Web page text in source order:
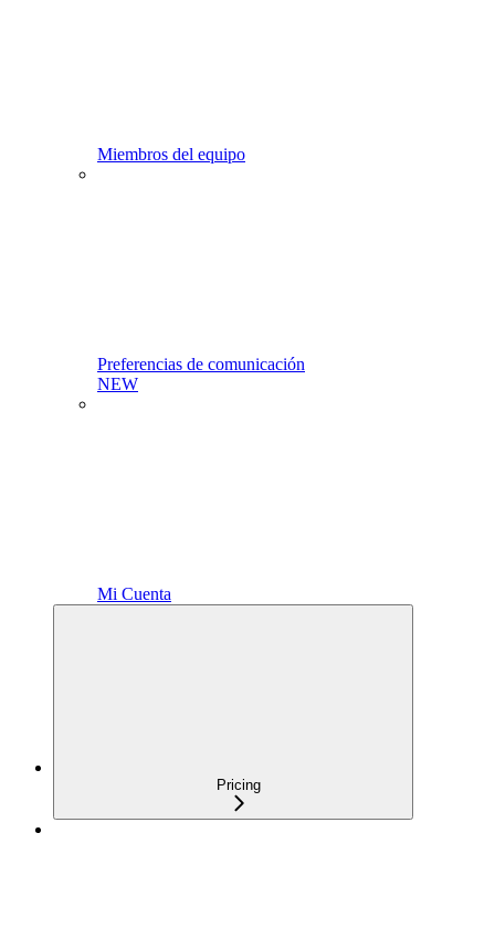
Miembros del equipo
Preferencias de comunicación
NEW
Mi Cuenta
Pricing